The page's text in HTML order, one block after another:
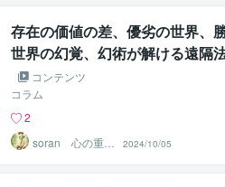
存在の価値の差、優劣の世界、
世界の幻覚、幻術が解ける遠隔
ングコンテンツ
コラム
2
soran 心の重荷
を下ろせるヒー
リング
2024/10/05